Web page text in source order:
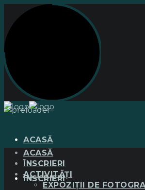
ACASĂ
ÎNSCRIERI
ACASĂ
ÎNSCRIERI
ACTIVITĂȚI
EXPOZIȚII DE